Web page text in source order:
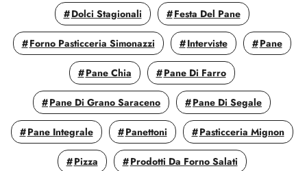
Dolci Stagionali Festa Del Pane
Forno Pasticceria Simonazzi Interviste Pane
Pane Chia Pane Di Farro
Pane Di Grano Saraceno Pane Di Segale
Pane Integrale Panettoni Pasticceria Mignon
Pizza Prodotti Da Forno Salati